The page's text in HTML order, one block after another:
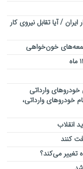
/ آیا تقابل نیروی کار
خون‌خواهی
برای خودروهای وارداتی
خودروهای وارداتی،
انقلاب
کنند
تغییر می‌کند؟